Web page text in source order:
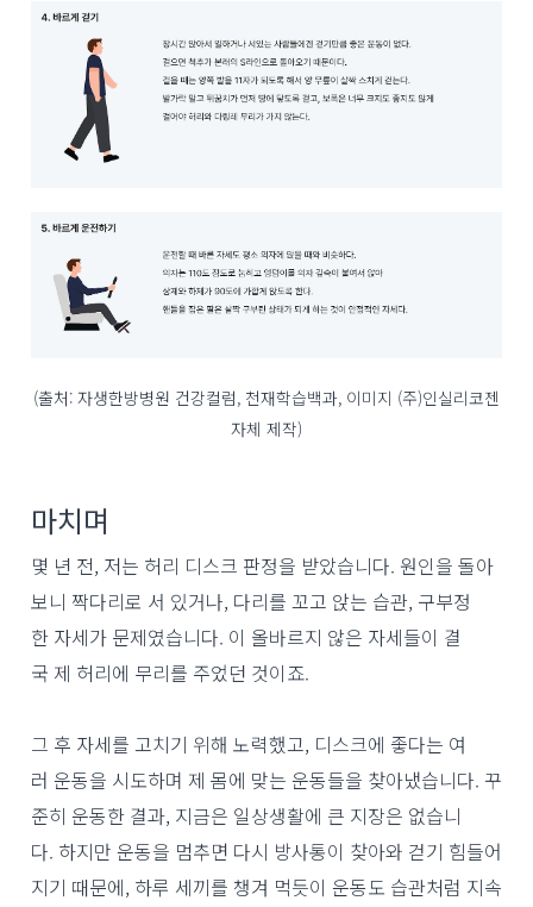
(출처: 자생한방병원 건강컬럼, 천재학습백과, 이미지 (주)인실리코젠
자체 제작)
마치며
몇 년 전, 저는 허리 디스크 판정을 받았습니다. 원인을 돌아
보니 짝다리로 서 있거나, 다리를 꼬고 앉는 습관, 구부정
한 자세가 문제였습니다. 이 올바르지 않은 자세들이 결
국 제 허리에 무리를 주었던 것이죠.
그 후 자세를 고치기 위해 노력했고, 디스크에 좋다는 여
러 운동을 시도하며 제 몸에 맞는 운동들을 찾아냈습니다. 꾸
준히 운동한 결과, 지금은 일상생활에 큰 지장은 없습니
다. 하지만 운동을 멈추면 다시 방사통이 찾아와 걷기 힘들어
지기 때문에, 하루 세끼를 챙겨 먹듯이 운동도 습관처럼 지속